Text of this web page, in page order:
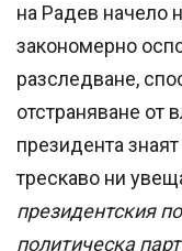
на Радев начело
закономерно
разследване,
отстраняване от
президента
трескаво ни
президентския
политическа